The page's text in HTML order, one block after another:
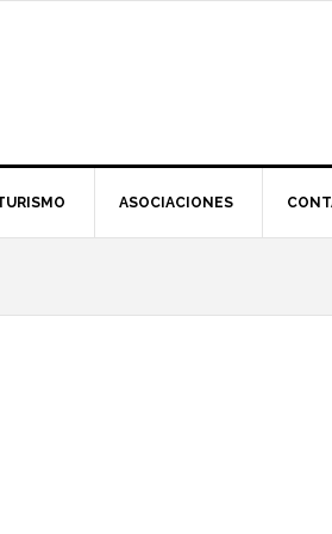
ASOCIACIONES